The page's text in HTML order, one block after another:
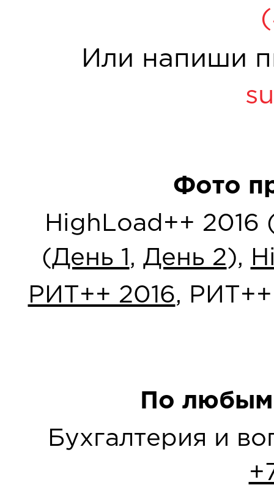
Или напиши
Фото
HighLoad++ 2016
(День 1 , День 2 ),
РИТ++ 2016,
По любым
Бухгалтерия и